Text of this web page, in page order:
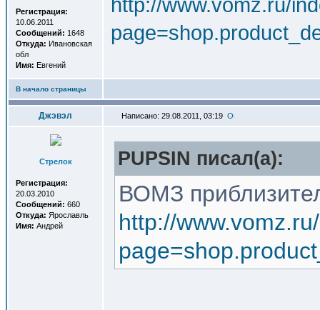
Регистрация:
10.06.2011
Сообщений: 1648
Откуда: Ивановская
обл
Имя: Евгений
В начало страницы
Джэвэл Написано: 29.08.2011, 03:19
Стрелок
Регистрация:
20.03.2010
Сообщений: 660
Откуда: Ярославль
Имя: Андрей
PUPSIN писал(a):
ВОМЗ
http://